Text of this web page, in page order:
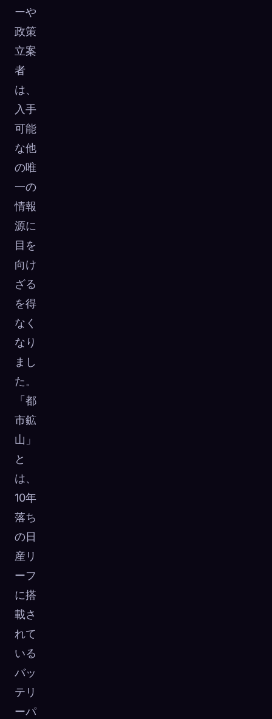
ーや
政策
立案
者
は、
入手
可能
な他
の唯
一の
情報
源に
目を
向け
ざる
を得
なく
なり
まし
た。
「都
市鉱
山」
と
は、
10年
落ち
の日
産リ
ーフ
に搭
載さ
れて
いる
バッ
テリ
ーパ